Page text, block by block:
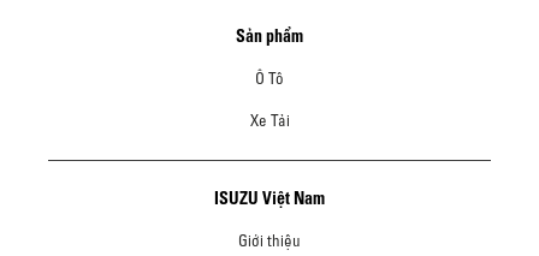
Sản phẩm
Ô Tô
Xe Tải
ISUZU Việt Nam
Giới thiệu